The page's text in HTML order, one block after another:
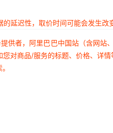
延迟性，取价时间可能会发生改
供者，阿里巴巴中国站（含网
对商品/服务的标题、价格、详